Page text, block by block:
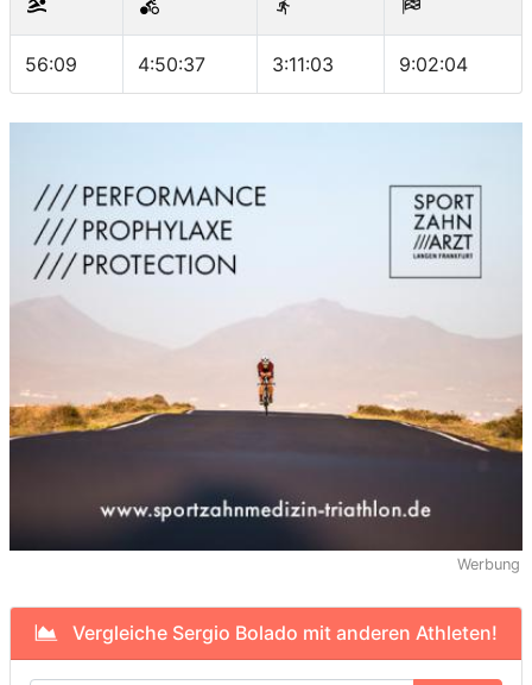
56:09 4:50:37 3:11:03 9:02:04
Werbung
Vergleiche Sergio Bolado mit anderen Athleten!